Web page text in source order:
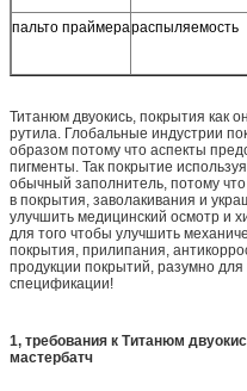
пальто праймерараспыляемость
Титанюм двуокись, покрытия как
рутила. Глобальные индустрии
образом потому что аспекты
пигменты. Так покрытие
обычный заполнитель, потому
в покрытия, заволакивания и
улучшить медицинский осмотр и
для того чтобы улучшить
покрытия, прилипания,
продукции покрытий, разумно
спецификации!
1, требования к Титанюм
мастербатч